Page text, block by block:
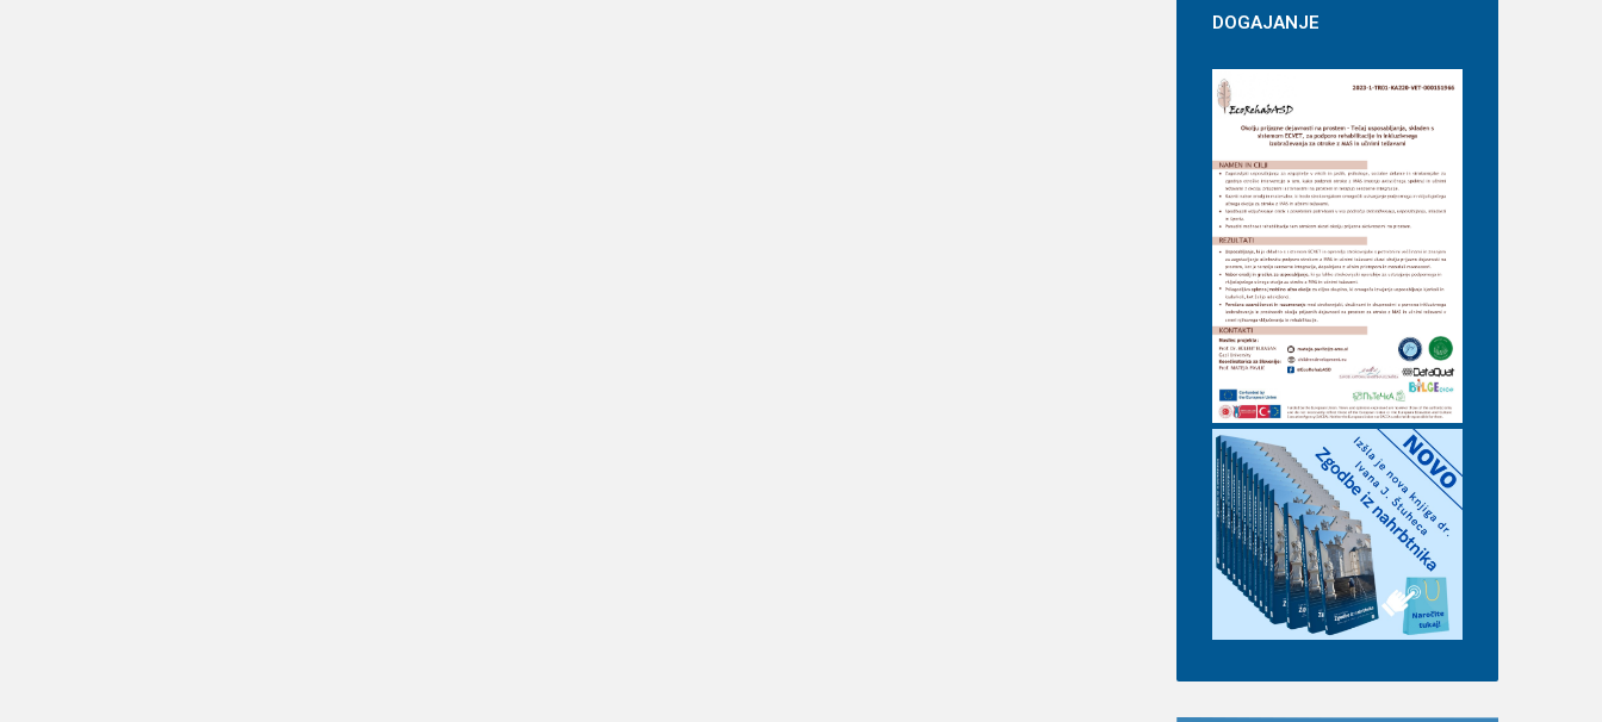
DOGAJANJE